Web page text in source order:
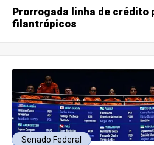
Prorrogada linha de crédito
filantrópicos
Senado Federal